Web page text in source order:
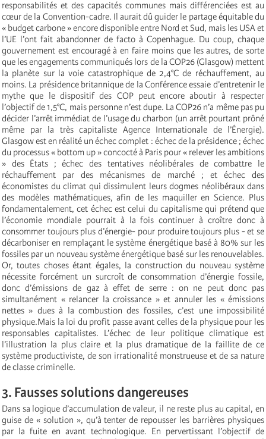
responsabilités et des capacités communes mais différenciées est au
cœur de la Convention-cadre. Il aurait dû guider le partage équitable du
« budget carbone » encore disponible entre Nord et Sud, mais les USA et
l’UE l’ont fait abandonner de facto à Copenhague. Du coup, chaque
gouvernement est encouragé à en faire moins que les autres, de sorte
que les engagements communiqués lors de la COP26 (Glasgow) mettent
la planète sur la voie catastrophique de 2,4°C de réchauffement, au
moins. La présidence britannique de la Conférence essaie d’entretenir le
mythe que le dispositif des COP peut encore aboutir à respecter
l’objectif de 1,5°C, mais personne n’est dupe. La COP26 n’a même pas pu
décider l’arrêt immédiat de l’usage du charbon (un arrêt pourtant prôné
même par la très capitaliste Agence Internationale de l’Énergie).
Glasgow est en réalité un échec complet : échec de la présidence ; échec
du processus « bottom up » concocté à Paris pour « relever les ambitions
» des États ; échec des tentatives néolibérales de combattre le
réchauffement par des mécanismes de marché ; et échec des
économistes du climat qui dissimulent leurs dogmes néolibéraux dans
des modèles mathématiques, afin de les maquiller en Science. Plus
fondamentalement, cet échec est celui du capitalisme qui prétend que
l’économie mondiale pourrait à la fois continuer à croître donc à
consommer toujours plus d’énergie- pour produire toujours plus - et se
décarboniser en remplaçant le système énergétique basé à 80% sur les
fossiles par un nouveau système énergétique basé sur les renouvelables.
Or, toutes choses étant égales, la construction du nouveau système
nécessite forcément un surcroît de consommation d’énergie fossile,
donc d’émissions de gaz à effet de serre : on ne peut donc pas
simultanément « relancer la croissance » et annuler les « émissions
nettes » dues à la combustion des fossiles, c’est une impossibilité
physique.Mais la loi du profit passe avant celles de la physique pour les
responsables capitalistes. L’échec de leur politique climatique est
l’illustration la plus claire et la plus dramatique de la faillite de ce
système productiviste, de son irrationalité monstrueuse et de sa nature
de classe criminelle.
3. Fausses solutions dangereuses
Dans sa logique d’accumulation de valeur, il ne reste plus au capital, en
guise de « solution », qu’à tenter de repousser les barrières physiques
par la fuite en avant technologique. En pervertissant l’objectif de